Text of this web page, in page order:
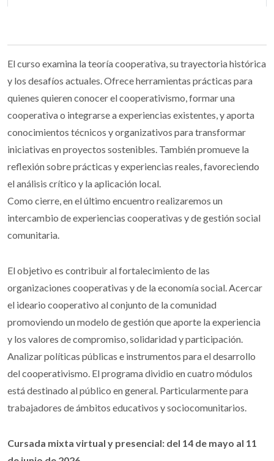
El curso examina la teoría cooperativa, su trayectoria histórica
y los desafíos actuales. Ofrece herramientas prácticas para
quienes quieren conocer el cooperativismo, formar una
cooperativa o integrarse a experiencias existentes, y aporta
conocimientos técnicos y organizativos para transformar
iniciativas en proyectos sostenibles. También promueve la
reflexión sobre prácticas y experiencias reales, favoreciendo
el análisis crítico y la aplicación local.
Como cierre, en el último encuentro realizaremos un
intercambio de experiencias cooperativas y de gestión social
comunitaria.
El objetivo es contribuir al fortalecimiento de las
organizaciones cooperativas y de la economía social. Acercar
el ideario cooperativo al conjunto de la comunidad
promoviendo un modelo de gestión que aporte la experiencia
y los valores de compromiso, solidaridad y participación.
Analizar políticas públicas e instrumentos para el desarrollo
del cooperativismo. El programa dividio en cuatro módulos
está destinado al público en general. Particularmente para
trabajadores de ámbitos educativos y sociocomunitarios.
Cursada mixta virtual y presencial: del 14 de mayo al 11